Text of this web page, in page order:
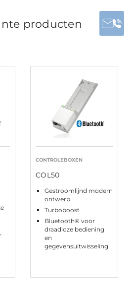
producten
CONTROLEBOXEN
COL50
Gestroomlijnd modern
ontwerp
Turboboost
Bluetooth® voor
draadloze bediening
en
gegevensuitwisseling